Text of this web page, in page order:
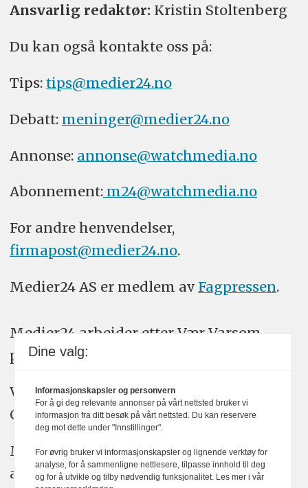
Ansvarlig redaktør: Kristin Stoltenberg
Du kan også kontakte oss på:
Tips: tips@medier24.no
Debatt: meninger@medier24.no
Annonse: annonse@watchmedia.no
Abonnement:m24@watchmedia.no
For andre henvendelser,
firmapost@medier24.no.
Medier24 AS er medlem av Fagpressen.
Medier24 arbeider etter Vær Varsom-
plakatens regler for god presseskikk.
Vi bruker KI-verktøy som ChatGPT,
Claude, og Gemini i journalistikken vår.
Medier24s redaksjon har alltid det fulle
ansvar for publisert innhold, med eller
Dine valg:
Informasjonskapsler og personvern
For å gi deg relevante annonser på vårt nettsted bruker vi
informasjon fra ditt besøk på vårt nettsted. Du kan reservere
deg mot dette under "Innstillinger".
For øvrig bruker vi informasjonskapsler og lignende verktøy for
analyse, for å sammenligne nettlesere, tilpasse innhold til deg
og for å utvikle og tilby nødvendig funksjonalitet. Les mer i vår